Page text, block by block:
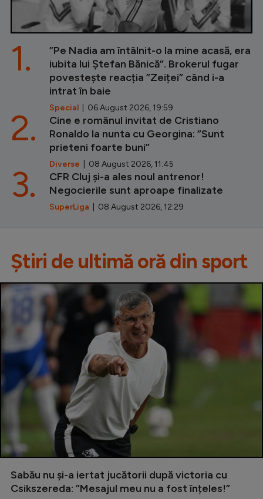
”Pe Nadia am întâlnit-o la mine acasă, era
iubita lui Ștefan Bănică”. Brokerul fugar
povestește reacția ”Zeiței” când i-a
intrat în baie
Special | 06 August 2026, 19:59
1.
Cine e românul invitat de Cristiano
Ronaldo la nunta cu Georgina: ”Sunt
prieteni foarte buni”
Diverse | 08 August 2026, 11:45
2.
CFR Cluj și-a ales noul antrenor!
Negocierile sunt aproape finalizate
SuperLiga | 08 August 2026, 12:29
3.
Știri de ultimă oră din sport
Sabău nu și-a iertat jucătorii după victoria cu
Csikszereda: ”Mesajul meu nu a fost înțeles!”